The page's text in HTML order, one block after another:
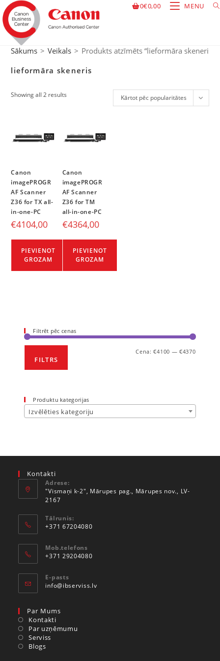
0€0,00 MENU
Sākums > Veikals > Produkts atzīmēts “lieformāra skeneris”
lieformāra skeneris
Showing all 2 results Kārtot pēc popularitātes
Canon
imagePROGR
AF Scanner
Z36 for TX all-
in-one-PC
€4104,00
PIEVIENOT
GROZAM
Canon
imagePROGR
AF Scanner
Z36 for TM
all-in-one-PC
€4364,00
PIEVIENOT
GROZAM
Filtrēt pēc cenas
FILTRS
Cena:€4100 —€4370
Produktu kategorijas
Izvēlēties kategoriju
Kontakti
Adrese:
"Vismaņi k-2", Mārupes pag., Mārupes nov., LV-
2167
Tālrunis:
+371 67204080
Mob.telefons
+371 29204080
E-pasts
info@ibserviss.lv
Par Mums
Kontakti
Par uzņēmumu
Serviss
Blogs